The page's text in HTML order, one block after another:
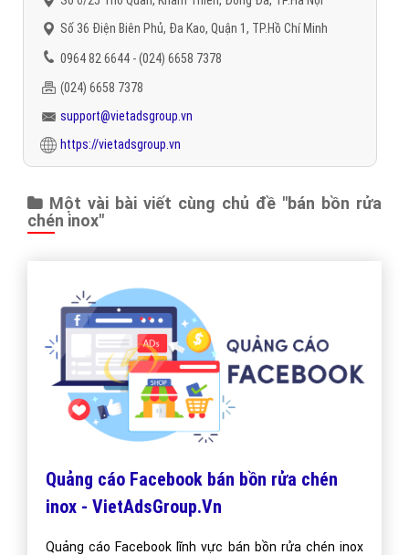
Số 36 Điện Biên Phủ, Đa Kao, Quận 1, TP.Hồ Chí Minh
0964 82 6644 - (024) 6658 7378
(024) 6658 7378
support@vietadsgroup.vn
https://vietadsgroup.vn
Một vài bài viết cùng chủ đề "bán bồn rửa
chén inox"
Quảng cáo Facebook bán bồn rửa chén
inox - VietAdsGroup.Vn
Quảng cáo Facebook lĩnh vực bán bồn rửa chén inox